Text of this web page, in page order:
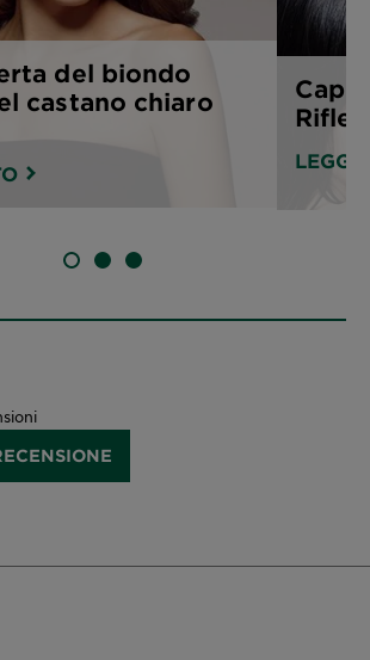
del biondo
castano chiaro
LEGGI
SLIDE 1
SLIDE 2SLIDE 3